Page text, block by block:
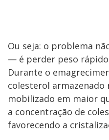
Ou seja: o problema
— é perder peso rápido
Durante o
colesterol armazenado
mobilizado em maior
a concentração de
favorecendo a